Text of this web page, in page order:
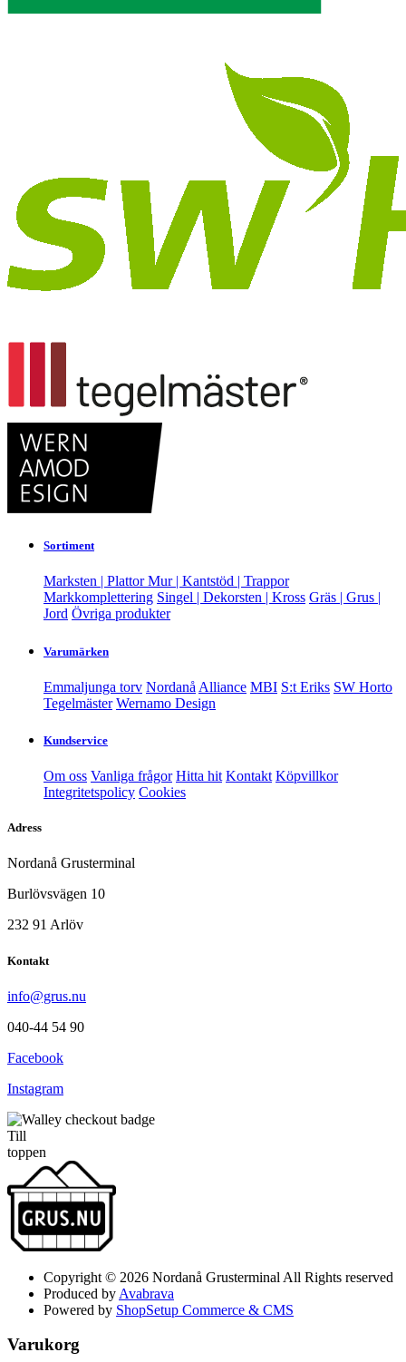
Sortiment
Marksten | PlattorMur | Kantstöd | Trappor
Markkomplettering Singel | Dekorsten | Kross Gräs | Grus |
Jord Övriga produkter
Varumärken
Emmaljunga torv Nordanå Alliance MBI S:t Eriks SW Horto
Tegelmäster Wernamo Design
Kundservice
Om oss Vanliga frågor Hitta hit Kontakt Köpvillkor
Integritetspolicy Cookies
Adress
Nordanå Grusterminal
Burlövsvägen 10
232 91 Arlöv
Kontakt
info@grus.nu
040-44 54 90
Facebook
Instagram
Till
toppen
Copyright © 2026 Nordanå Grusterminal All Rights reserved
Produced by Avabrava
Powered by ShopSetup Commerce & CMS
Varukorg